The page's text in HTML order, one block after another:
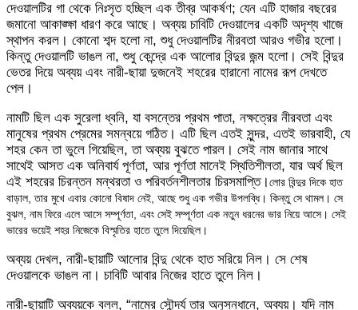
​দেওয়ালটির গা থেকে নিঃসৃত হচ্ছিল এক তীব্র আকর্ষণ; যেন এটি হাজার বছরের
জমানো আকাঙ্ক্ষা ধারণ করে আছে। অব্যয় চাবিটি দেওয়ালের একটি অদৃশ্য খাজে
স্থাপন করল। কোনো শব্দ হলো না, শুধু দেওয়ালটির নীরবতা আরও গভীর হলো।
কিন্তু দেওয়ালটি ভাঙল না, শুধু কেন্দ্রে এক আলোর বিন্দুর জন্ম হলো। সেই বিন্দুর
ভেতর দিয়ে অব্যয় এবং নারী-ছায়া দুজনেই শহরের হারানো নামের রূপ দেখতে
পেল।
​নামটি ছিল এক সুরেলা ধ্বনি, যা বসন্তের প্রথম পাতা, নক্ষত্রের নীরবতা এবং
মানুষের প্রথম প্রেমের সমন্বয়ে গঠিত। এটি ছিল এতই সুন্দর, এতই ভারবাহী, যে
শহর কেন তা ভুলে গিয়েছিল, তা অব্যয় বুঝতে পারল। সেই নাম জানার সাথে
সাথেই আসত এক অনিবার্য পূর্ণতা, আর পূর্ণতা মানেই স্থিতিশীলতা, যার অর্থ ছিল
এই শহরের চিরন্তন মন্থরতা ও পরিবর্তনশীলতার চিরসমাপ্তি।লোর বিন্দুর দিকে হাত
বাড়াল, তার মুখে এবার কোনো বিষাদ নেই, আছে শুধু এক গভীর উপলব্ধি। কিন্তু সে থামল। সে
বুঝল, নাম ফিরে এলে আসে সম্পূর্ণতা, এবং সেই সম্পূর্ণতা এক নতুন ধরনের ভার নিয়ে আসে। সেই
ভারের ভয়েই শহর নিজেকে বিস্মৃতির হাতে তুলে দিয়েছিল।
​অব্যয় দেখল, নারী-ছায়াটি আলোর বিন্দু থেকে হাত সরিয়ে নিল। সে শেষ
দেওয়ালকে ভাঙল না। চাবিটি আবার নিজের হাতে তুলে নিল।
​নারী-ছায়াটি অব্যয়কে বলল, “নামের সৌন্দর্য তার অনুসন্ধানে, অব্যয়। যদি নাম